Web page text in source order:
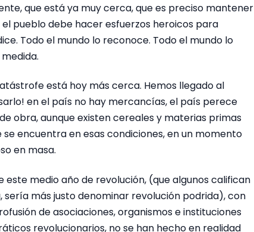
que está ya muy cerca, que es preciso mantener
pueblo debe hacer esfuerzos heroicos para
Todo el mundo lo reconoce. Todo el mundo lo
está hoy más cerca. Hemos llegado al
en el país no hay mercancías, el país perece
obra, aunque existen cereales y materias primas
se encuentra en esas condiciones, en un momento
en masa.
medio año de revolución, (que algunos califican
más justo denominar revolución podrida), con
de asociaciones, organismos e instituciones
revolucionarios, no se han hecho en realidad